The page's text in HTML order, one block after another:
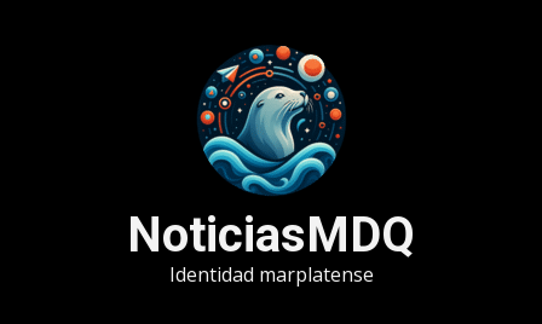
NoticiasMDQ
Identidad marplatense